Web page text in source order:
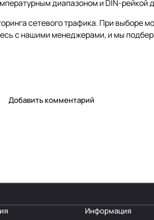
диапазоном и DIN-рейкой
сетевого трафика. При выборе
с нашими менеджерами, и мы
Добавить комментарий
Информация